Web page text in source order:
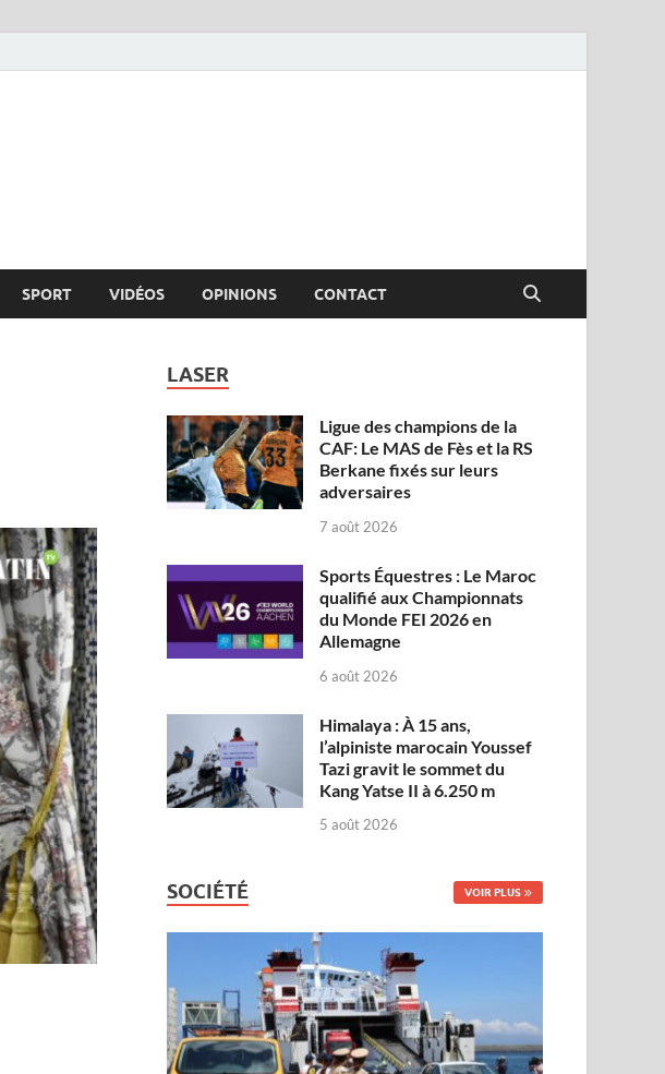
SPORT VIDÉOS OPINIONS CONTACT
LASER
Ligue des champions de la
CAF: Le MAS de Fès et la RS
Berkane fixés sur leurs
adversaires
7 août 2026
Sports Équestres : Le Maroc
qualifié aux Championnats
du Monde FEI 2026 en
Allemagne
6 août 2026
Himalaya : À 15 ans,
l’alpiniste marocain Youssef
Tazi gravit le sommet du
Kang Yatse II à 6.250 m
5 août 2026
SOCIÉTÉ VOIR PLUS